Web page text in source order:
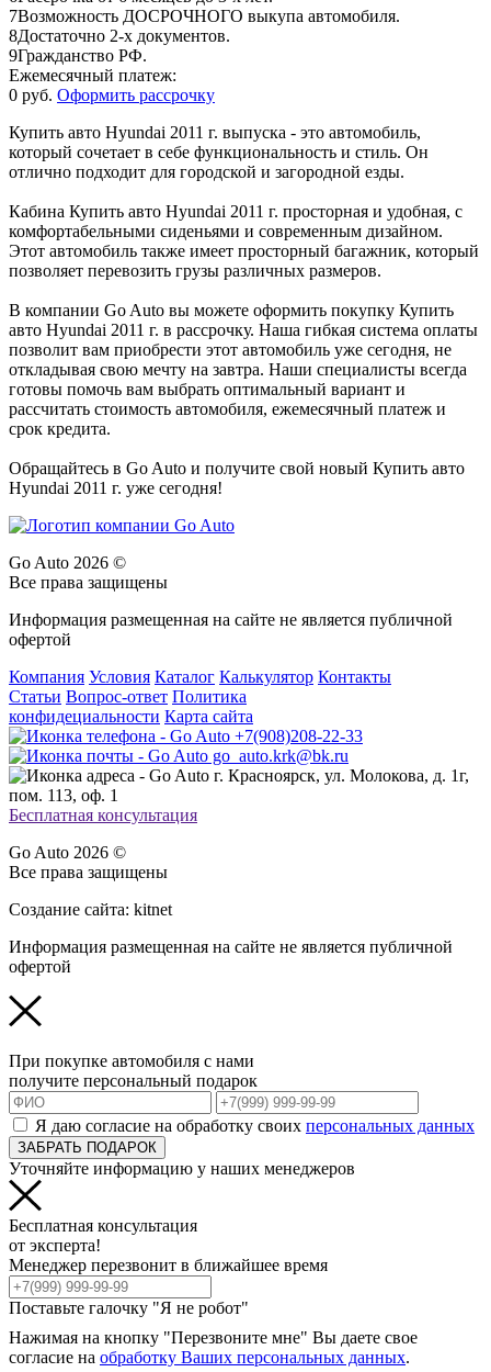
7Возможность ДОСРОЧНОГО выкупа автомобиля.
8Достаточно 2-х документов.
9Гражданство РФ.
Ежемесячный платеж:
0 руб. Оформить рассрочку
Купить авто Hyundai 2011 г. выпуска - это автомобиль,
который сочетает в себе функциональность и стиль. Он
отлично подходит для городской и загородной езды.
Кабина Купить авто Hyundai 2011 г. просторная и удобная, с
комфортабельными сиденьями и современным дизайном.
Этот автомобиль также имеет просторный багажник, который
позволяет перевозить грузы различных размеров.
В компании Go Auto вы можете оформить покупку Купить
авто Hyundai 2011 г. в рассрочку. Наша гибкая система оплаты
позволит вам приобрести этот автомобиль уже сегодня, не
откладывая свою мечту на завтра. Наши специалисты всегда
готовы помочь вам выбрать оптимальный вариант и
рассчитать стоимость автомобиля, ежемесячный платеж и
срок кредита.
Обращайтесь в Go Auto и получите свой новый Купить авто
Hyundai 2011 г. уже сегодня!
Go Auto 2026 ©
Все права защищены
Информация размещенная на сайте не является публичной
офертой
Компания Условия Каталог Калькулятор Контакты
Статьи Вопрос-ответ Политика
конфидециальности Карта сайта
+7(908)208-22-33
go_auto.krk@bk.ru
г. Красноярск, ул. Молокова, д. 1г,
пом. 113, оф. 1
Бесплатная консультация
Go Auto 2026 ©
Все права защищены
Создание сайта: kitnet
Информация размещенная на сайте не является публичной
офертой
При покупке автомобиля с нами
получите персональный подарок
Я даю согласие на обработку своих персональных данных
ЗАБРАТЬ ПОДАРОК
Уточняйте информацию у наших менеджеров
Бесплатная консультация
от эксперта!
Менеджер перезвонит в ближайшее время
Поставьте галочку "Я не робот"
Нажимая на кнопку "Перезвоните мне" Вы даете свое
согласие на обработку Ваших персональных данных.